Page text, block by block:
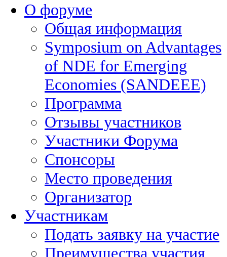
О форуме
Общая информация
Symposium on Advantages
of NDE for Emerging
Economies (SANDEEE)
Программа
Отзывы участников
Участники Форума
Спонсоры
Место проведения
Организатор
Участникам
Подать заявку на участие
Преимущества участия